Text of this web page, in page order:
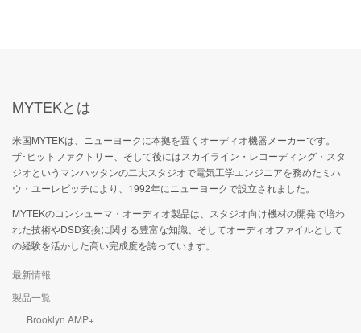
MYTEKとは
米国MYTEKは、ニューヨークに本拠を置くオーディオ機器メーカーです。
ザ･ヒットファクトリー、そして後にはスカイライン・レコーディング・スタ
ジオというマンハッタンの二大スタジオで電気工学エンジニアを務めたミハ
ウ・ユーレビッチにより、1992年にニューヨークで設立されました。
MYTEKのコンシューマ・オーディオ製品は、スタジオ向け機材の開発で培わ
れた技術やDSD変換に関する豊富な知識、そしてオーディオファイルとして
の経験を活かした高い完成度を誇っています。
最新情報
製品一覧
Brooklyn AMP+